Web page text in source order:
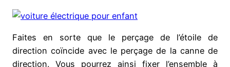
Faites en sorte que le perçage de l’étoile de
direction coïncide avec le perçage de la canne de
direction. Vous pourrez ainsi fixer l’ensemble à